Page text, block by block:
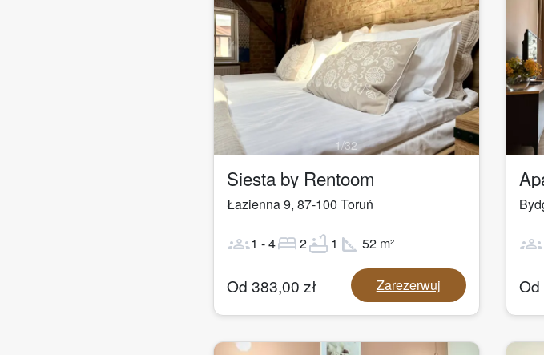
1/32
Siesta by Rentoom
Łazienna 9, 87-100 Toruń
groups1 -4bed2bathtub 1 square_foot 52 m²
Od 383,00 zł Zarezerwuj
groups
Od